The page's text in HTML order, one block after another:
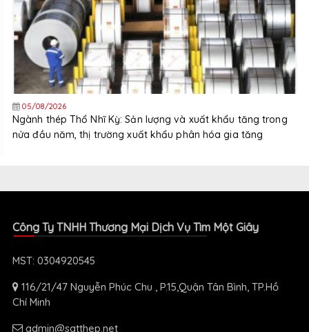
05/08/2026
Ngành thép Thổ Nhĩ Kỳ: Sản lượng và xuất khẩu tăng trong
nửa đầu năm, thị trường xuất khẩu phân hóa gia tăng
Công Ty TNHH Thương Mại Dịch Vụ Tìm Một Giây
MST: 0304920545
116/21/47 Nguyễn Phúc Chu , P.15,Quận Tân Bình, TP.Hồ
Chí Minh
admin@satthep.net